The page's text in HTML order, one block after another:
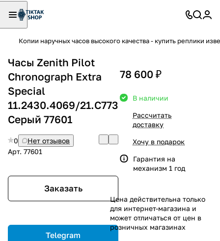
Копии наручных часов высокого качества - купить реплики
Часы Zenith Pilot
Chronograph Extra
Special
11.2430.4069/21.C773
Серый 77601
0
Нет отзывов
Арт. 77601
Заказать
Telegram
78 600 ₽
В наличии
Рассчитать
доставку
Хочу в подарок
Гарантия на
механизм 1 год
Цена действительна только
для интернет-магазина и
может отличаться от цен в
розничных магазинах